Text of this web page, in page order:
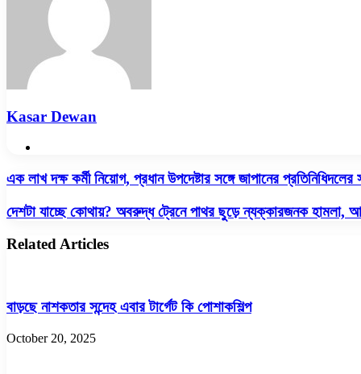
Kasar Dewan
এক
দক্ষ
কর্মী
প্রধান
প্রতিনিধিদলের
এক লাখ দক্ষ কর্মী নিয়োগ, প্রধান উপদেষ্টার সঙ্গে জাপানের প্রতিনিধিদলের
দেশটা
কোথায়?
অবরুদ্ধ
ন্যক্কারজনক
আহত
দেশটা যাচ্ছে কোথায়? অবরুদ্ধ ট্রেনে পাথর ছুড়ে ন্যক্কারজনক হামলা,
Related Articles
বাড়ছে নাশকতার সন্দেহ এবার টার্গেট কি পোশাকশিল্প
October 20, 2025